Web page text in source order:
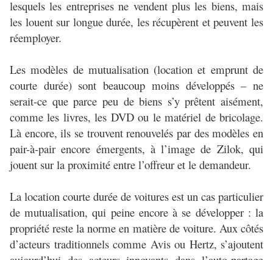
lesquels les entreprises ne vendent plus les biens, mais
les louent sur longue durée, les récupèrent et peuvent les
réemployer.
Les modèles de mutualisation (location et emprunt de
courte durée) sont beaucoup moins développés – ne
serait-ce que parce peu de biens s’y prêtent aisément,
comme les livres, les DVD ou le matériel de bricolage.
Là encore, ils se trouvent renouvelés par des modèles en
pair-à-pair encore émergents, à l’image de Zilok, qui
jouent sur la proximité entre l’offreur et le demandeur.
La location courte durée de voitures est un cas particulier
de mutualisation, qui peine encore à se développer : la
propriété reste la norme en matière de voiture. Aux côtés
d’acteurs traditionnels comme Avis ou Hertz, s’ajoutent